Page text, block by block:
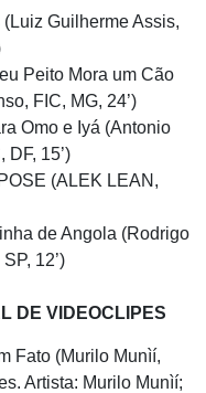
Guilherme Assis,
Peito Mora um Cão
FIC, MG, 24’)
Omo e Iyá (Antonio
DF, 15’)
(ALEK LEAN,
de Angola (Rodrigo
12’)
DE VIDEOCLIPES
Fato (Murilo Munìí,
Artista: Murilo Munìí;